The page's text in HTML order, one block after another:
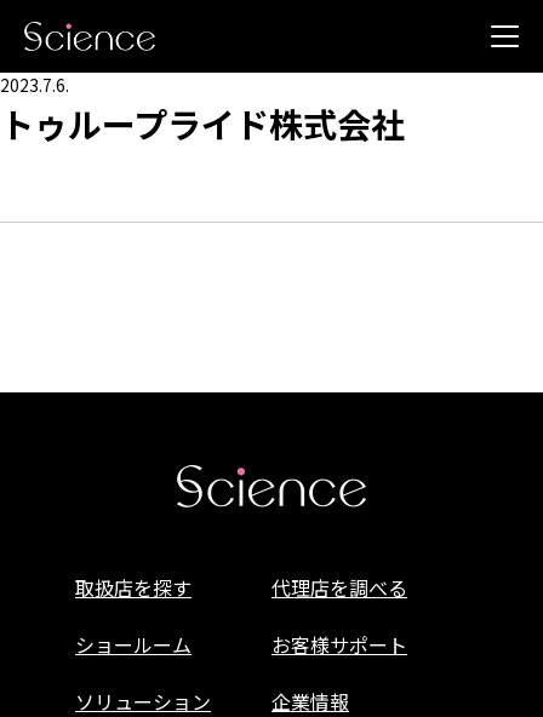
2023.7.6.
トゥループライド株式会社
取扱店を探す
代理店を調べる
ショールーム
お客様サポート
ソリューション
企業情報